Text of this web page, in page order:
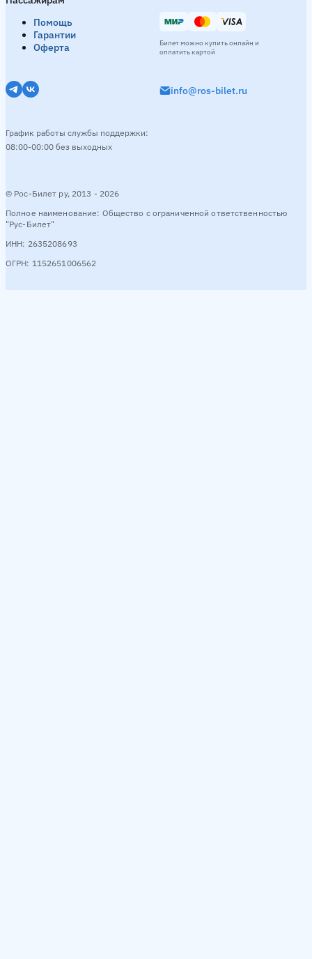
Помощь
Гарантии
Оферта
© Рос-Билет ру, 2013 - 2026
Полное наименование: Общество с ограниченной ответственностью
"Рус-Билет"
ИНН: 2635208693
ОГРН: 1152651006562
info@ros-bilet.ru
График работы службы поддержки:
08:00-00:00 без выходных
Билет можно купить онлайн и
оплатить картой